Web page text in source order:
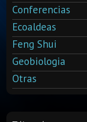
Conferencias
Ecoaldeas
Feng Shui
Geobiologia
Otras